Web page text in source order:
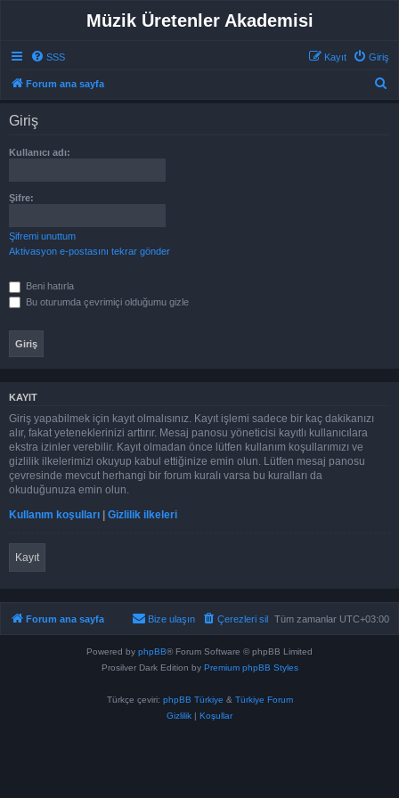
Müzik Üretenler Akademisi
SSS Giriş
Kayıt
Forum ana sayfa
Giriş
Kullanıcı adı:
Şifre:
Şifremi unuttum
Aktivasyon e-postasını tekrar gönder
Beni hatırla
Bu oturumda çevrimiçi olduğumu gizle
KAYIT
Giriş yapabilmek için kayıt olmalısınız. Kayıt işlemi sadece bir kaç dakikanızı
alır, fakat yeteneklerinizi arttırır. Mesaj panosu yöneticisi kayıtlı kullanıcılara
ekstra izinler verebilir. Kayıt olmadan önce lütfen kullanım koşullarımızı ve
gizlilik ilkelerimizi okuyup kabul ettiğinize emin olun. Lütfen mesaj panosu
çevresinde mevcut herhangi bir forum kuralı varsa bu kuralları da
okuduğunuza emin olun.
Kullanım koşulları | Gizlilik ilkeleri
Kayıt
Forum ana sayfa Tüm zamanlar UTC+03:00
Çerezleri sil
Bize ulaşın
Powered by phpBB® Forum Software © phpBB Limited
Prosilver Dark Edition by Premium phpBB Styles
Türkçe çeviri: phpBB Türkiye & Türkiye Forum
Gizlilik | Koşullar